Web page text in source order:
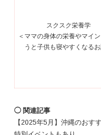
スクスク栄養学
＜ママの身体の栄養やマイ
うと子供も寝やすくなるお
◯ 関連記事
【2025年5月】沖縄のおす